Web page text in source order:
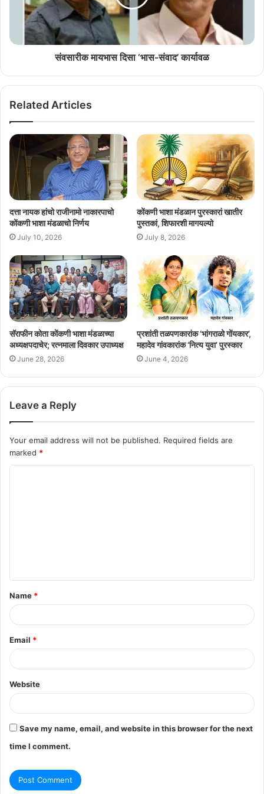
बाल रथ चालकांचे प्रस्न सोडोवप हाचेर लक्ष केंद्रीत करचें अशी मागणी दोनूय
काँग्रेसीच्या फुडाऱ्यांनी केल्या.
संवसारीक मायभास दिसा ‘भास-संवाद’ कार्यावळ
Related Articles
दत्ता नायक हांचो राजीनामो नाकारपाचो
कोंकणी भाशा मंडळाचो निर्णय
July 10, 2026
कोंकणी भाशा मंडळान पुरस्कारां खातीर
पुस्तकां, शिफारशी मागयल्यो
July 8, 2026
सॅराफीन कोता कोंकणी भाशा मंडळाच्या
अध्यक्षपदाचेर; रत्नमाला दिवकार उपाध्यक्ष
June 28, 2026
प्रशांती तळपणकारांक ‘भांगराळो गोंयकार’,
महादेव गांवकारांक ‘नित्य युवा’ पुरस्कार
June 4, 2026
Leave a Reply
Your email address will not be published. Required fields are
marked *
t
*
Name *
Email *
Website
Save my name, email, and website in this browser for the next
time I comment.